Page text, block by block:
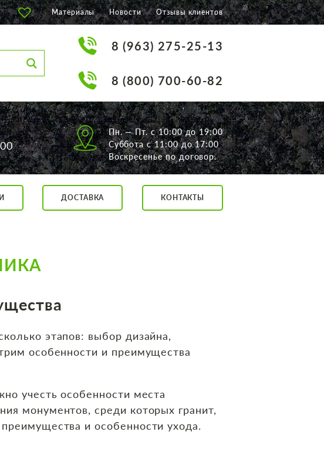
Материалы Новости Отзывы клиентов
8 (963) 275-25-13
8 (800) 700-60-82
Пн. — Пт. с 10:00 до 19:00
Суббота с 11:00 до 17:00
Воскресенье по договор.
ДОСТАВКА КОНТАКТЫ
этапов: выбор дизайна,
особенности и преимущества
учесть особенности места
монументов, среди которых гранит,
и особенности ухода.